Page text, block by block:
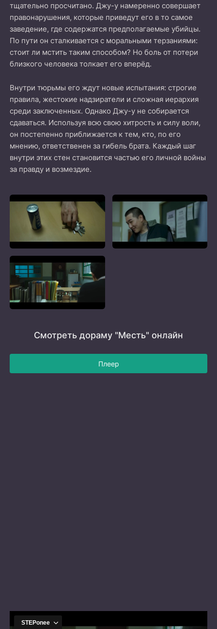
тщательно просчитано. Джу-у намеренно совершает
правонарушения, которые приведут его в то самое
заведение, где содержатся предполагаемые убийцы.
По пути он сталкивается с моральными терзаниями:
стоит ли мстить таким способом? Но боль от потери
близкого человека толкает его вперёд.
Внутри тюрьмы его ждут новые испытания: строгие
правила, жестокие надзиратели и сложная иерархия
среди заключенных. Однако Джу-у не собирается
сдаваться. Используя всю свою хитрость и силу воли,
он постепенно приближается к тем, кто, по его
мнению, ответственен за гибель брата. Каждый шаг
внутри этих стен становится частью его личной войны
за правду и возмездие.
Смотреть дораму "Месть" онлайн
Плеер